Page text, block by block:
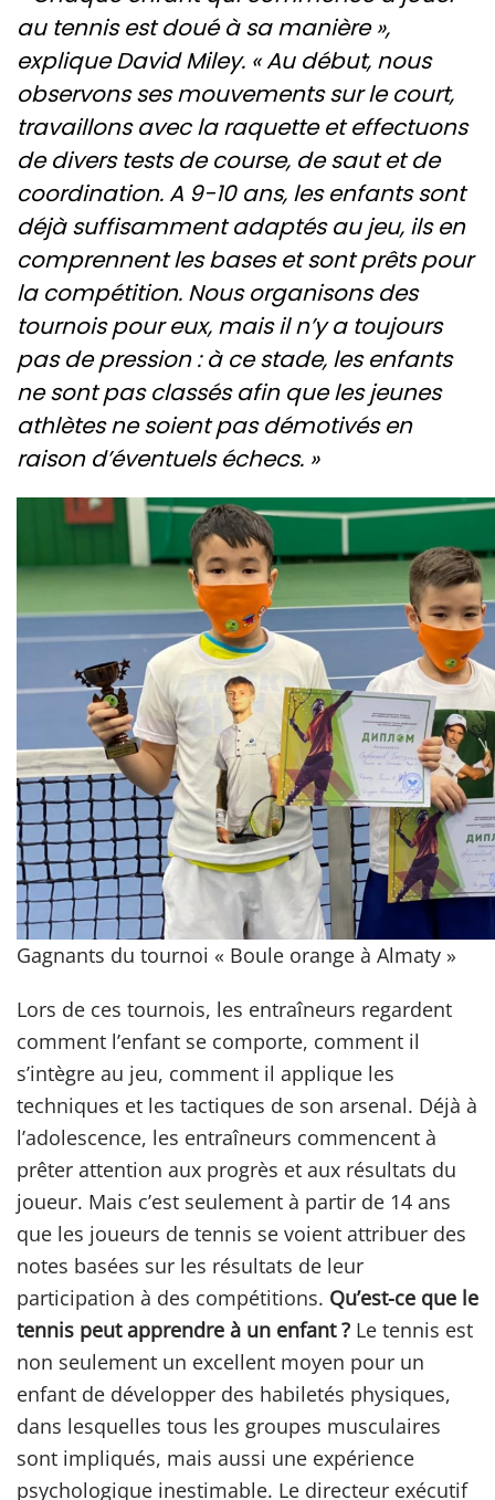
au tennis est doué à sa manière »,
explique David Miley. « Au début, nous
observons ses mouvements sur le court,
travaillons avec la raquette et effectuons
de divers tests de course, de saut et de
coordination. A 9-10 ans, les enfants sont
déjà suffisamment adaptés au jeu, ils en
comprennent les bases et sont prêts pour
la compétition. Nous organisons des
tournois pour eux, mais il n’y a toujours
pas de pression : à ce stade, les enfants
ne sont pas classés afin que les jeunes
athlètes ne soient pas démotivés en
raison d’éventuels échecs. »
Gagnants du tournoi « Boule orange à Almaty »
Lors de ces tournois, les entraîneurs regardent
comment l’enfant se comporte, comment il
s’intègre au jeu, comment il applique les
techniques et les tactiques de son arsenal. Déjà à
l’adolescence, les entraîneurs commencent à
prêter attention aux progrès et aux résultats du
joueur. Mais c’est seulement à partir de 14 ans
que les joueurs de tennis se voient attribuer des
notes basées sur les résultats de leur
participation à des compétitions. Qu’est-ce que le
tennis peut apprendre à un enfant ? Le tennis est
non seulement un excellent moyen pour un
enfant de développer des habiletés physiques,
dans lesquelles tous les groupes musculaires
sont impliqués, mais aussi une expérience
psychologique inestimable. Le directeur exécutif